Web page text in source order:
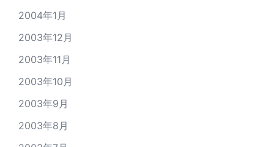
2004年1月
2003年12月
2003年11月
2003年10月
2003年9月
2003年8月